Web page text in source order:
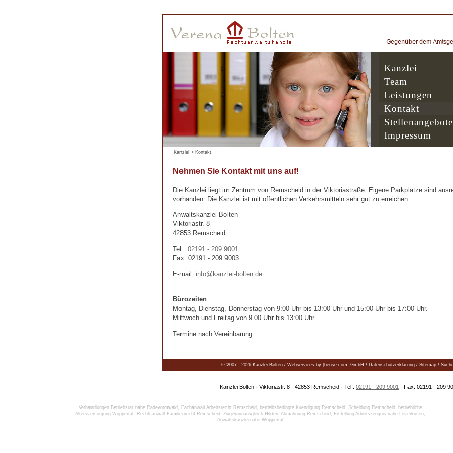
Kanzlei
Team
Leistungen
Kontakt
Stellenangebote
Impressum
Kanzlei > Kontakt
Nehmen Sie Kontakt mit uns auf!
Die Kanzlei liegt im Zentrum von Remscheid in der Viktoriastraße. Eigene Parkplätze sind
vorhanden. Die Kanzlei ist mit öffentlichen Verkehrsmitteln sehr gut zu erreichen.
Anwaltskanzlei Bolten
Viktoriastr. 8
42853 Remscheid
Tel.: 02191 - 209 9001
Fax: 02191 - 209 9003
E-mail: info@kanzlei-bolten.de
Bürozeiten
Montag, Dienstag, Donnerstag von 9:00 Uhr bis 13:00 Uhr und 15:00 Uhr bis 17:00 Uhr.
Mittwoch und Freitag von 9.00 Uhr bis 13:00 Uhr
Termine nach Vereinbarung.
© 2007 - 2026 Kanzlei Bolten / Webservices by [bense.com] GmbH / Datenschutzerklärung/ Sitemap/
Kanzlei Bolten · Viktoriastr. 8 · 42853 Remscheid · Tel.: 02191 - 209 9001 · Fax: 02191 - 209
Verhandlungen Betriebsrat nahe Radevormwald Fachanwalt Arbeitsrecht Remscheid betriebsbedingte Kuendigung Remscheid Scheidung Remscheid
betriebliche
Altersversorgung Wuppertal
Rechtsanwalt Familienrecht Remscheid Zugewinnausgleich Hilden Abmahnung Remscheid Erstellung Arbeitszeugnis nahe Leverkusen
Anwaltskanzlei nahe Wuppertal